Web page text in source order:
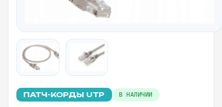
ПАТЧ-КОРДЫ UTP В НАЛИЧИИ